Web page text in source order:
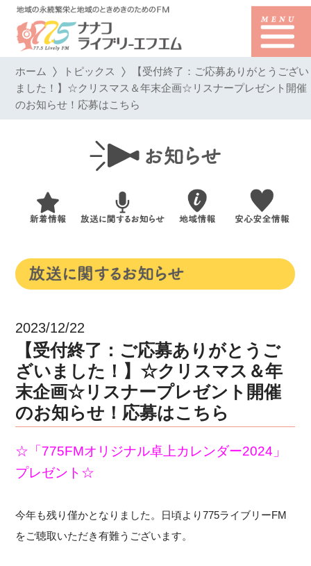
ホーム トピックス 【受付終了：ご応募ありがとうござい
ました！】☆クリスマス＆年末企画☆リスナープレゼント開催
のお知らせ！応募はこちら
2023/12/22
【受付終了：ご応募ありがとうご
ざいました！】☆クリスマス＆年
末企画☆リスナープレゼント開催
のお知らせ！応募はこちら
☆「775FMオリジナル卓上カレンダー2024」
プレゼント☆
今年も残り僅かとなりました。日頃より775ライブリーFM
をご聴取いただき有難うございます。